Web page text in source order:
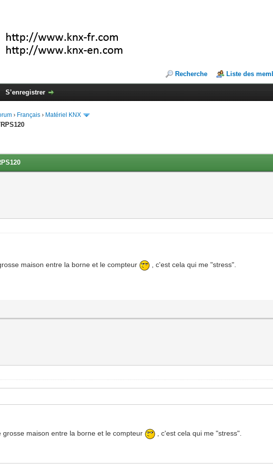
Recherche Liste des
S’enregistrer
› Français › Matériel KNX
maison entre la borne et le compteur , c'est cela qui me "stress".
grosse maison entre la borne et le compteur , c'est cela qui me "stress".